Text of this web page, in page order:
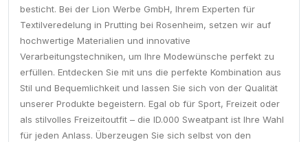
besticht. Bei der Lion Werbe GmbH, Ihrem Experten für
Textilveredelung in Prutting bei Rosenheim, setzen wir auf
hochwertige Materialien und innovative
Verarbeitungstechniken, um Ihre Modewünsche perfekt zu
erfüllen. Entdecken Sie mit uns die perfekte Kombination aus
Stil und Bequemlichkeit und lassen Sie sich von der Qualität
unserer Produkte begeistern. Egal ob für Sport, Freizeit oder
als stilvolles Freizeitoutfit – die ID.000 Sweatpant ist Ihre Wahl
für jeden Anlass. Überzeugen Sie sich selbst von den